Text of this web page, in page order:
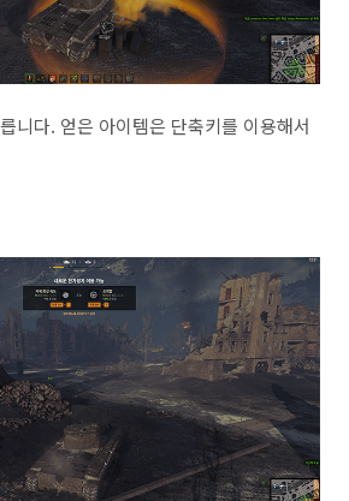
니다. 얻은 아이템은 단축키를 이용해서